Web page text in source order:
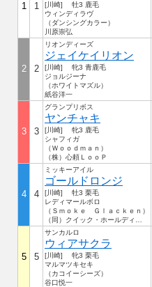
1 1
[川崎] 牡3 鹿毛
ウィンディラヴ
（ダンシングカラー）
川原崇弘
2 2
リオンディーズ
ジェイケイリオン
[川崎] 牝3 青鹿毛
ジョルジーナ
（ホワイトマズル）
紙谷洋一
3 3
グランプリボス
ヤンチャキ
[川崎] 牝3 鹿毛
シャフィガ
（Ｗｏｏｄｍａｎ）
（株）心頼ＬｏｏＰ
4 4
ミッキーアイル
ゴールドロンジ
[川崎] 牡3 栗毛
レディマールボロ
（Ｓｍｏｋｅ Ｇｌａｃｋｅｎ）
5 5
サンカルロ
ウィアサクラ
[川崎] 牝3 栗毛
マルマツキセキ
（カコイーシーズ）
谷口悦一